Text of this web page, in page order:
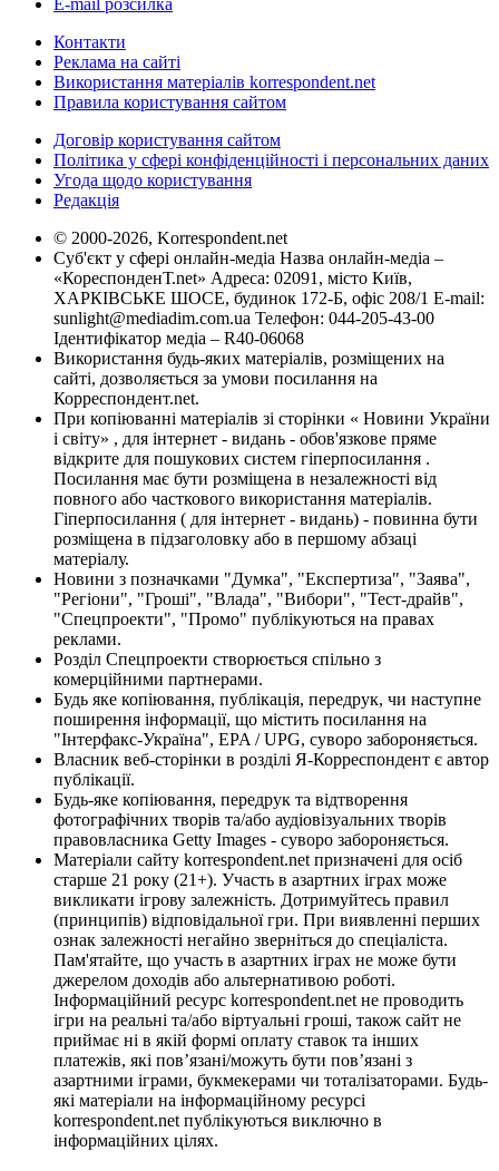
E-mail розсилка
Контакти
Реклама на сайті
Використання матеріалів korrespondent.net
Правила користування сайтом
Договір користування сайтом
Політика у сфері конфіденційності і персональних даних
Угода щодо користування
Редакція
© 2000-2026, Korrespondent.net
Суб'єкт у сфері онлайн-медіа Назва онлайн-медіа –
«КореспонденТ.net» Адреса: 02091, місто Київ,
ХАРКІВСЬКЕ ШОСЕ, будинок 172-Б, офіс 208/1 E-mail:
sunlight@mediadim.com.ua Телефон: 044-205-43-00
Ідентифікатор медіа – R40-06068
Використання будь-яких матеріалів, розміщених на
сайті, дозволяється за умови посилання на
Корреспондент.net.
При копіюванні матеріалів зі сторінки « Новини України
і світу» , для інтернет - видань - обов'язкове пряме
відкрите для пошукових систем гіперпосилання .
Посилання має бути розміщена в незалежності від
повного або часткового використання матеріалів.
Гіперпосилання ( для інтернет - видань) - повинна бути
розміщена в підзаголовку або в першому абзаці
матеріалу.
Новини з позначками "Думка", "Експертиза", "Заява",
"Регіони", "Гроші", "Влада", "Вибори", "Тест-драйв",
"Спецпроекти", "Промо" публікуються на правах
реклами.
Розділ Спецпроекти створюється спільно з
комерційними партнерами.
Будь яке копіювання, публікація, передрук, чи наступне
поширення інформації, що містить посилання на
"Інтерфакс-Україна", EPA / UPG, суворо забороняється.
Власник веб-сторінки в розділі Я-Корреспондент є автор
публікації.
Будь-яке копіювання, передрук та відтворення
фотографічних творів та/або аудіовізуальних творів
правовласника Getty Images - суворо забороняється.
Матеріали сайту korrespondent.net призначені для осіб
старше 21 року (21+). Участь в азартних іграх може
викликати ігрову залежність. Дотримуйтесь правил
(принципів) відповідальної гри. При виявленні перших
ознак залежності негайно зверніться до спеціаліста.
Пам'ятайте, що участь в азартних іграх не може бути
джерелом доходів або альтернативою роботі.
Інформаційний ресурс korrespondent.net не проводить
ігри на реальні та/або віртуальні гроші, також сайт не
приймає ні в якій формі оплату ставок та інших
платежів, які пов’язані/можуть бути пов’язані з
азартними іграми, букмекерами чи тоталізаторами. Будь-
які матеріали на інформаційному ресурсі
korrespondent.net публікуються виключно в
інформаційних цілях.